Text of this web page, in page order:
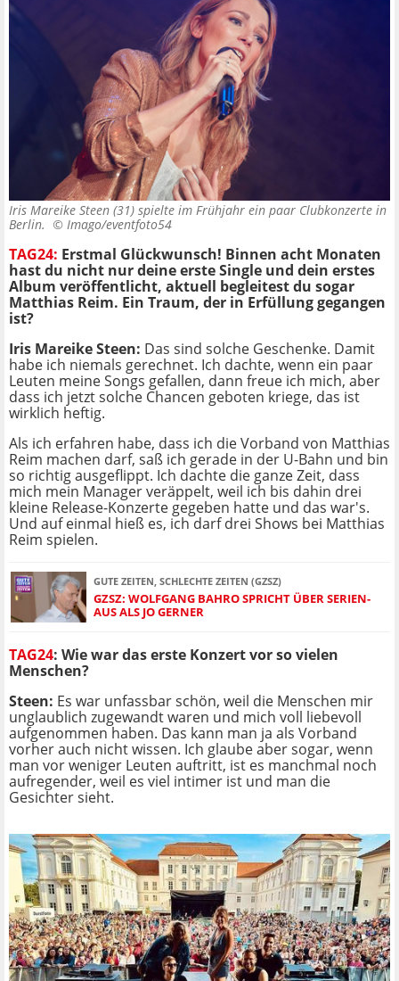
Iris Mareike Steen (31) spielte im Frühjahr ein paar Clubkonzerte in
Berlin. © Imago/eventfoto54
TAG24: Erstmal Glückwunsch! Binnen acht Monaten
hast du nicht nur deine erste Single und dein erstes
Album veröffentlicht, aktuell begleitest du sogar
Matthias Reim. Ein Traum, der in Erfüllung gegangen
ist?
Iris Mareike Steen: Das sind solche Geschenke. Damit
habe ich niemals gerechnet. Ich dachte, wenn ein paar
Leuten meine Songs gefallen, dann freue ich mich, aber
dass ich jetzt solche Chancen geboten kriege, das ist
wirklich heftig.
Als ich erfahren habe, dass ich die Vorband von Matthias
Reim machen darf, saß ich gerade in der U-Bahn und bin
so richtig ausgeflippt. Ich dachte die ganze Zeit, dass
mich mein Manager veräppelt, weil ich bis dahin drei
kleine Release-Konzerte gegeben hatte und das war's.
Und auf einmal hieß es, ich darf drei Shows bei Matthias
Reim spielen.
GUTE ZEITEN, SCHLECHTE ZEITEN (GZSZ)
GZSZ: WOLFGANG BAHRO SPRICHT ÜBER SERIEN-
AUS ALS JO GERNER
TAG24: Wie war das erste Konzert vor so vielen
Menschen?
Steen: Es war unfassbar schön, weil die Menschen mir
unglaublich zugewandt waren und mich voll liebevoll
aufgenommen haben. Das kann man ja als Vorband
vorher auch nicht wissen. Ich glaube aber sogar, wenn
man vor weniger Leuten auftritt, ist es manchmal noch
aufregender, weil es viel intimer ist und man die
Gesichter sieht.